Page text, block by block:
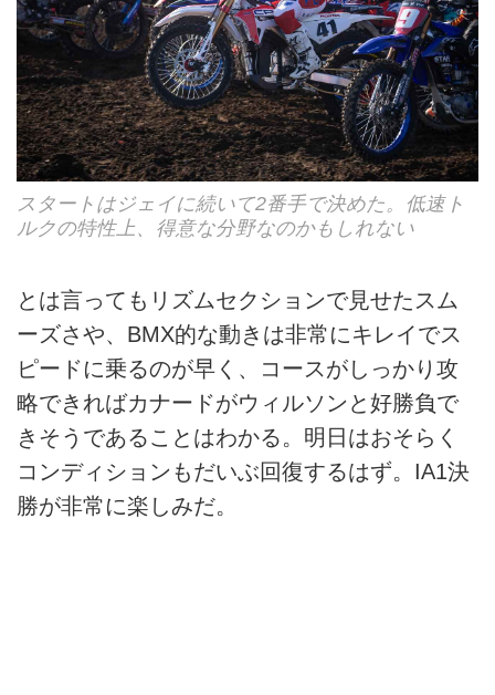
スタートはジェイに続いて2番手で決めた。低速ト
ルクの特性上、得意な分野なのかもしれない
とは言ってもリズムセクションで見せたスム
ーズさや、BMX的な動きは非常にキレイでス
ピードに乗るのが早く、コースがしっかり攻
略できればカナードがウィルソンと好勝負で
きそうであることはわかる。明日はおそらく
コンディションもだいぶ回復するはず。IA1決
勝が非常に楽しみだ。